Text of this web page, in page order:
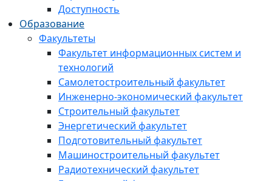
Доступность
Образование
Факультеты
Факультет информационных систем и
технологий
Самолетостроительный факультет
Инженерно-экономический факультет
Строительный факультет
Энергетический факультет
Подготовительный факультет
Машиностроительный факультет
Радиотехнический факультет